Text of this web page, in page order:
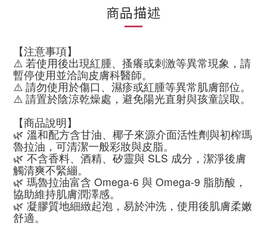
商品描述
【注意事項】
⚠️ 若使用後出現紅腫、搔癢或刺激等異常現象，請
暫停使用並洽詢皮膚科醫師。
⚠️ 請勿使用於傷口、濕疹或紅腫等異常肌膚部位。
⚠️ 請置於陰涼乾燥處，避免陽光直射與孩童誤取。
【商品說明】
🌿 溫和配方含甘油、椰子來源介面活性劑與初榨瑪
魯拉油，可清潔一般彩妝與皮脂。
🌿 不含香料、酒精、矽靈與 SLS 成分，潔淨後膚
觸清爽不緊繃。
🌿 瑪魯拉油富含 Omega-6 與 Omega-9 脂肪酸，
協助維持肌膚潤澤感。
🌿 凝膠質地細緻起泡，易於沖洗，使用後肌膚柔嫩
舒適。